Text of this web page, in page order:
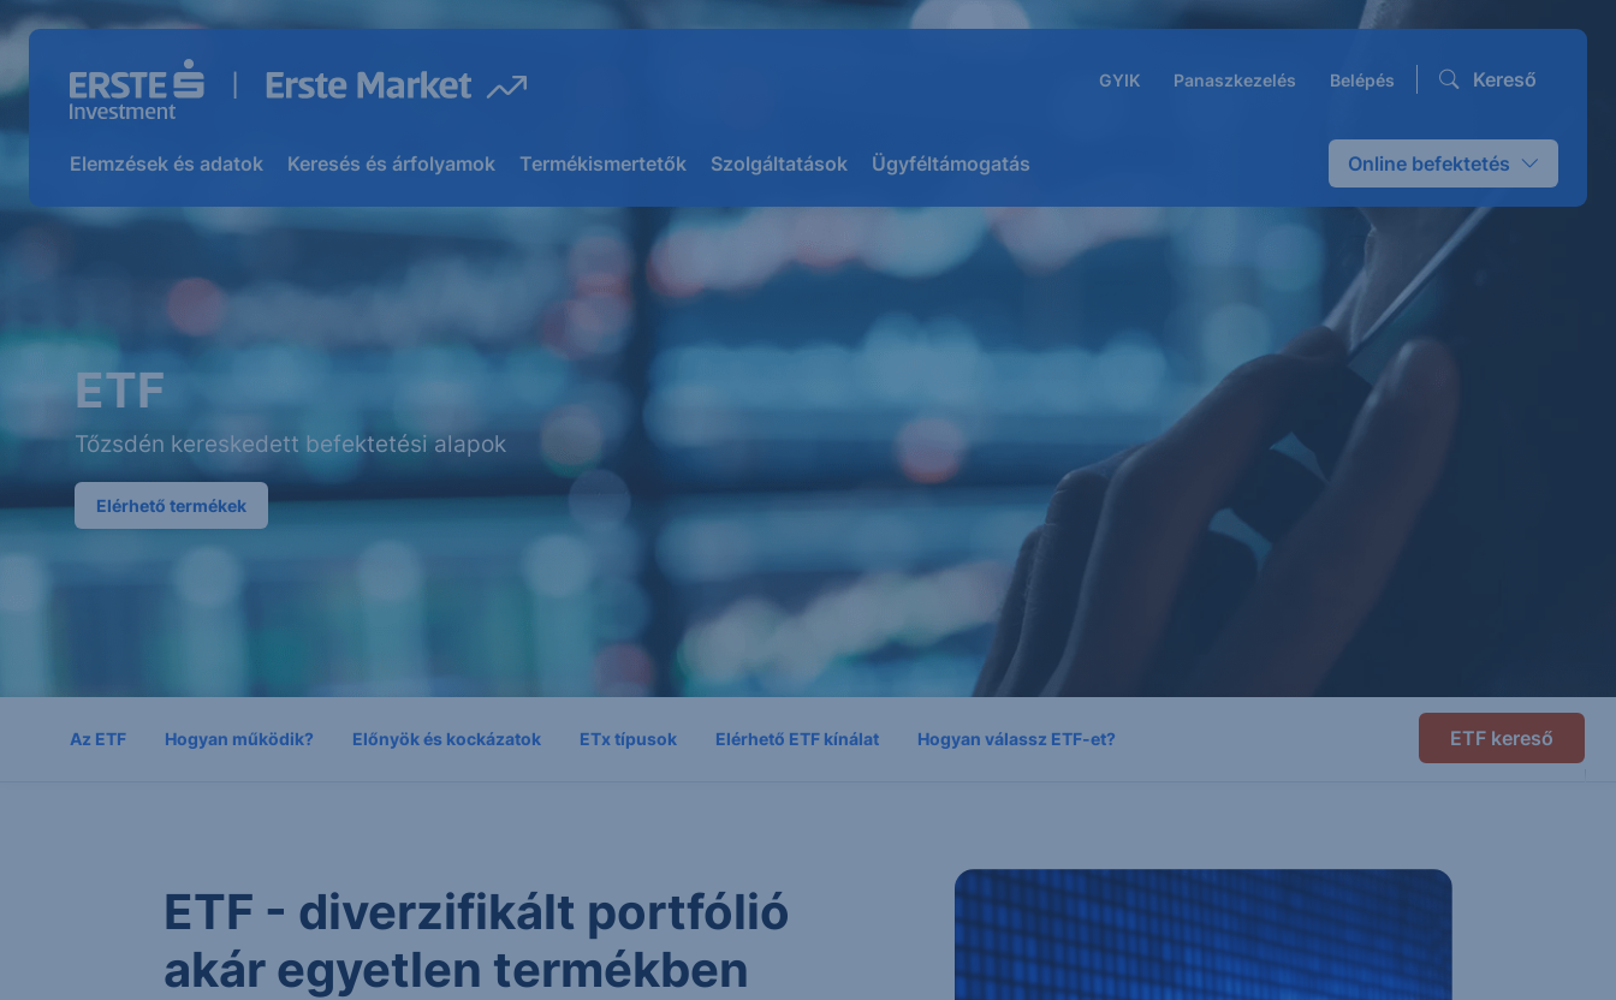
GYIK Panaszkezelés Belépés Kereső
Elemzések és adatok Keresés és árfolyamok Termékismertetők Szolgáltatások Ügyféltámogatás Online befektetés
ETF
Tőzsdén kereskedett befektetési alapok
Elérhető termékek
Az ETF Hogyan működik? Előnyök és kockázatok ETx típusok Elérhető ETF kínálat Hogyan válassz ETF-et? ETF kereső
ETF - diverzifikált portfólió
akár egyetlen termékben